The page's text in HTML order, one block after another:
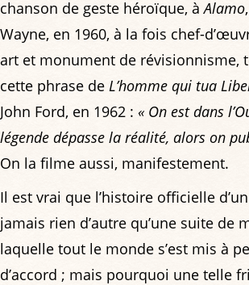
chanson de geste héroïque, àAlamo
Wayne, en 1960, à la fois chef-
art et monument de révisionnisme,
cette phrase de L’homme qui tua
John Ford, en 1962 : « On est dans
légende dépasse la réalité, alors on
On la filme aussi, manifestement.
Il est vrai que l’histoire officielle
jamais rien d’autre qu’une suite de
laquelle tout le monde s’est mis à
d’accord ; mais pourquoi une telle